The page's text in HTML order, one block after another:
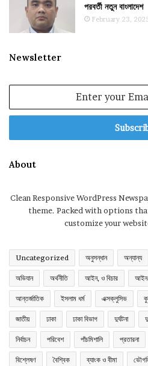
পরবর্তী নতুন বাংলাদেশ
February 23,
Newsletter
Email
About
Clean Responsive WordPress
theme. Packed with options
customize your
Uncategorized অনুসন্ধান অন্যান্য
অভিযান অর্থনীতি আইন, ও বিচার
আন্তর্জাতিক ইসলাম ধর্ম এক্সক্লুসিভ
জাতীয় ঢাকা ঢাকা বিভাগ দুর্ঘটনা
নির্বাচন পরিবেশ পাঁচমিশালি প্রতারনা
বিশ্লেষণ বৈশ্বিক ব্যাংক ও বীমা